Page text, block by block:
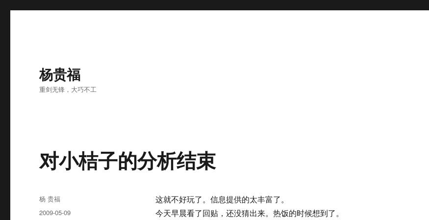
杨贵福
重剑无锋，大巧不工
对小桔子的分析结束
这就不好玩了。信息提供的太丰富了。
今天早晨看了回贴，还没猜出来。热饭的时候想到了。
Author
杨 贵福
Posted
2009-05-09